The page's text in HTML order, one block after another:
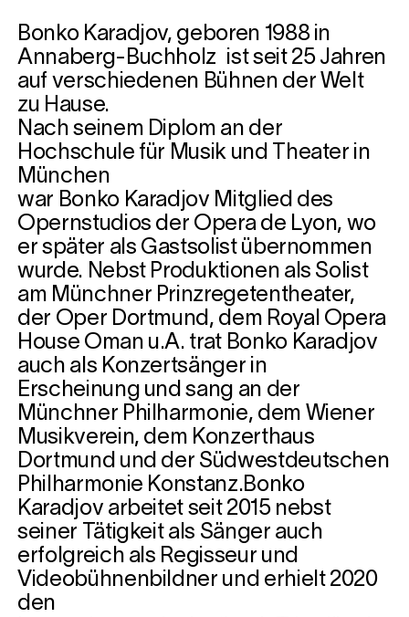
Bonko Karadjov, geboren 1988 in
Annaberg-Buchholz ist seit 25 Jahren
auf verschiedenen Bühnen der Welt
zu Hause.
Nach seinem Diplom an der
Hochschule für Musik und Theater in
München
war Bonko Karadjov Mitglied des
Opernstudios der Opera de Lyon, wo
er später als Gastsolist übernommen
wurde. Nebst Produktionen als Solist
am Münchner Prinzregetentheater,
der Oper Dortmund, dem Royal Opera
House Oman u.A. trat Bonko Karadjov
auch als Konzertsänger in
Erscheinung und sang an der
Münchner Philharmonie, dem Wiener
Musikverein, dem Konzerthaus
Dortmund und der Südwestdeutschen
Philharmonie Konstanz.Bonko
Karadjov arbeitet seit 2015 nebst
seiner Tätigkeit als Sänger auch
erfolgreich als Regisseur und
Videobühnenbildner und erhielt 2020
den